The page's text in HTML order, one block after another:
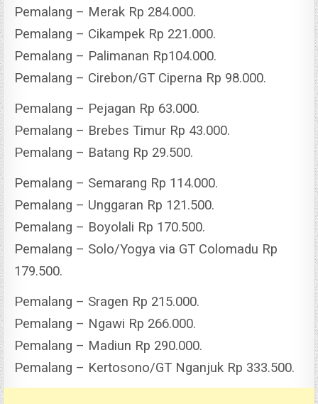
Pemalang – Merak Rp 284.000.
Pemalang – Cikampek Rp 221.000.
Pemalang – Palimanan Rp104.000.
Pemalang – Cirebon/GT Ciperna Rp 98.000.
Pemalang – Pejagan Rp 63.000.
Pemalang – Brebes Timur Rp 43.000.
Pemalang – Batang Rp 29.500.
Pemalang – Semarang Rp 114.000.
Pemalang – Unggaran Rp 121.500.
Pemalang – Boyolali Rp 170.500.
Pemalang – Solo/Yogya via GT Colomadu Rp
179.500.
Pemalang – Sragen Rp 215.000.
Pemalang – Ngawi Rp 266.000.
Pemalang – Madiun Rp 290.000.
Pemalang – Kertosono/GT Nganjuk Rp 333.500.